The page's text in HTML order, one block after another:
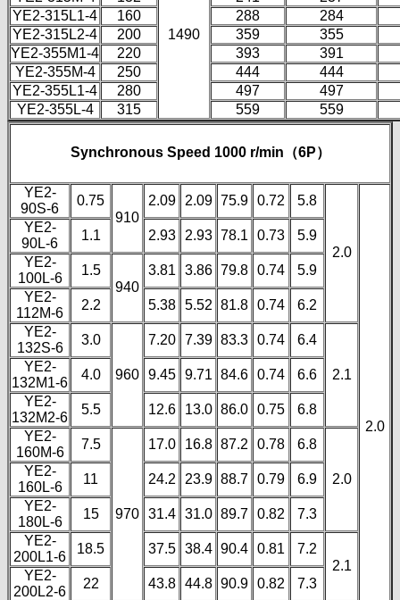
1490
YE2-315L1-4
160 288
284
YE2-315L2-4
200 359
355
YE2-355M1-4
220 393
391
YE2-355M-4
250 444
444
YE2-355L1-4
280 497
497
YE2-355L-4
315 559 559
Synchronous Speed 1000 r/min（6P）
YE2-
90S-6
0.75
910
2.09 2.09 75.9 0.72 5.8
2.0
2.0
YE2-
90L-6
1.1 2.93 2.93 78.1 0.73
5.9
YE2-
100L-6
1.5
940
3.81 3.86 79.8 0.74
5.9
YE2-
112M-6
2.2 5.38 5.52 81.8 0.74
6.2
YE2-
132S-6
3.0
960
7.20 7.39 83.3 0.74 6.4
2.1
YE2-
132M1-6
4.0 9.45 9.71 84.6 0.74
6.6
YE2-
132M2-6
5.5 12.6 13.0 86.0 0.75
6.8
YE2-
160M-6
7.5
970
17.0 16.8 87.2 0.78 6.8
2.0
YE2-
160L-6
11 24.2 23.9 88.7 0.79
6.9
YE2-
180L-6
15 31.4 31.0 89.7 0.82
7.3
YE2-
200L1-6
18.5 37.5 38.4 90.4 0.81
7.2
2.1
YE2-
200L2-6
22 43.8 44.8 90.9 0.82
7.3